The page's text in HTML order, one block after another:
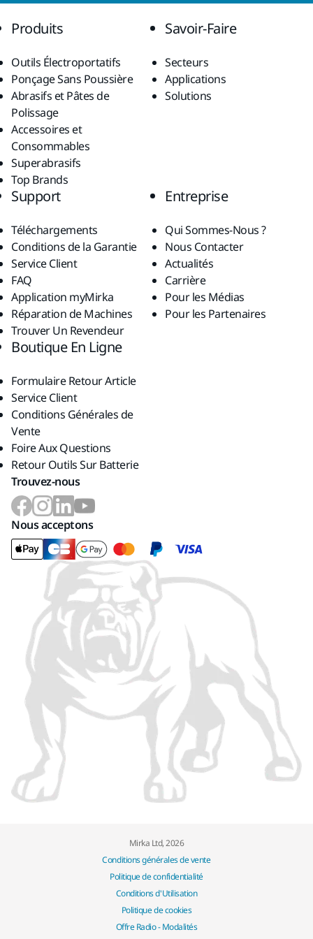
Produits
Outils Électroportatifs
Ponçage Sans Poussière
Abrasifs et Pâtes de
Polissage
Accessoires et
Consommables
Superabrasifs
Top Brands
Savoir-Faire
Secteurs
Applications
Solutions
Support
Téléchargements
Conditions de la Garantie
Service Client
FAQ
Application myMirka
Réparation de Machines
Trouver Un Revendeur
Entreprise
Qui Sommes-Nous ?
Nous Contacter
Actualités
Carrière
Pour les Médias
Pour les Partenaires
Boutique En Ligne
Formulaire Retour Article
Service Client
Conditions Générales de
Vente
Foire Aux Questions
Retour Outils Sur Batterie
Trouvez-nous
Nous acceptons
Mirka Ltd, 2026
Conditions générales de vente
Politique de confidentialité
Conditions d'Utilisation
Politique de cookies
Offre Radio - Modalités